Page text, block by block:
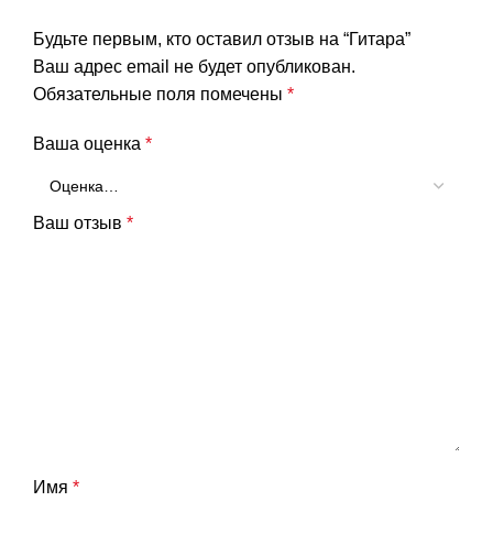
Будьте первым, кто оставил отзыв на “Гитара”
Ваш адрес email не будет опубликован.
Обязательные поля помечены *
Ваша оценка *
Ваш отзыв *
Имя *